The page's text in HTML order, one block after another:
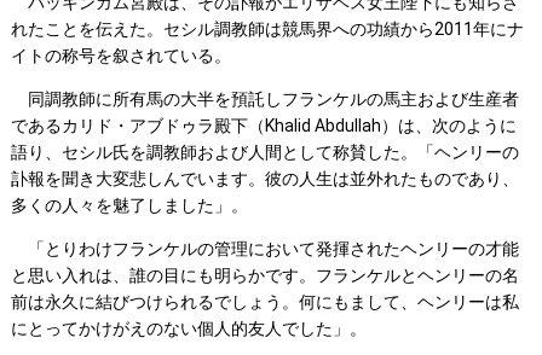
れたことを伝えた。セシル調教師は競馬界への功績から2011年にナ
イトの称号を叙されている。
同調教師に所有馬の大半を預託しフランケルの馬主および生産者
であるカリド・アブドゥラ殿下（Khalid Abdullah）は、次のように
語り、セシル氏を調教師および人間として称賛した。「ヘンリーの
訃報を聞き大変悲しんでいます。彼の人生は並外れたものであり、
多くの人々を魅了しました」。
「とりわけフランケルの管理において発揮されたヘンリーの才能
と思い入れは、誰の目にも明らかです。フランケルとヘンリーの名
前は永久に結びつけられるでしょう。何にもまして、ヘンリーは私
にとってかけがえのない個人的友人でした」。